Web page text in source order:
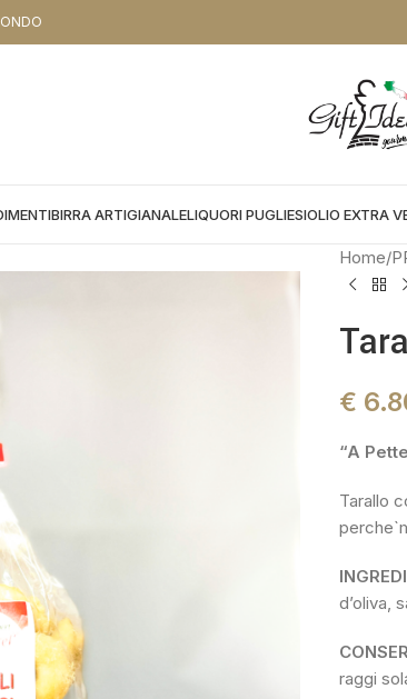
BIRRA ARTIGIANALELIQUORI PUGLIESIOLIO EXTRA
Home
€
“A
Tarallo
d’oliva,
raggi